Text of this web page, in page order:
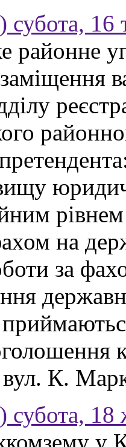
16
районне
на
за
К.
18
у